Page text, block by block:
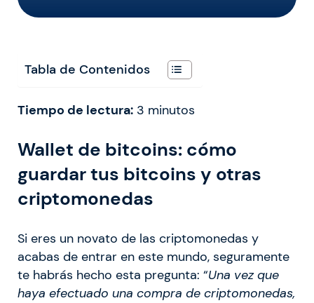
Tabla de Contenidos
Tiempo de lectura: 3 minutos
Wallet de bitcoins: cómo
guardar tus bitcoins y otras
criptomonedas
Si eres un novato de las criptomonedas y
acabas de entrar en este mundo, seguramente
te habrás hecho esta pregunta: “Una vez que
haya efectuado una compra de criptomonedas,